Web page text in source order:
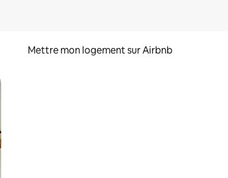
Mettre mon logement sur Airbnb